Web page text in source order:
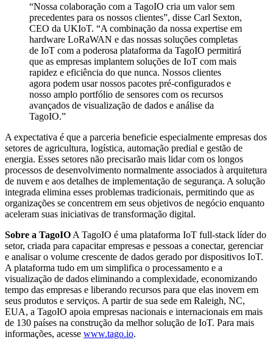
“Nossa colaboração com a TagoIO cria um valor sem
precedentes para os nossos clientes”, disse Carl Sexton,
CEO da UKIoT. “A combinação da nossa expertise em
hardware LoRaWAN e das nossas soluções completas
de IoT com a poderosa plataforma da TagoIO permitirá
que as empresas implantem soluções de IoT com mais
rapidez e eficiência do que nunca. Nossos clientes
agora podem usar nossos pacotes pré-configurados e
nosso amplo portfólio de sensores com os recursos
avançados de visualização de dados e análise da
TagoIO.”
A expectativa é que a parceria beneficie especialmente empresas dos
setores de agricultura, logística, automação predial e gestão de
energia. Esses setores não precisarão mais lidar com os longos
processos de desenvolvimento normalmente associados à arquitetura
de nuvem e aos detalhes de implementação de segurança. A solução
integrada elimina esses problemas tradicionais, permitindo que as
organizações se concentrem em seus objetivos de negócio enquanto
aceleram suas iniciativas de transformação digital.
Sobre a TagoIO A TagoIO é uma plataforma IoT full-stack líder do
setor, criada para capacitar empresas e pessoas a conectar, gerenciar
e analisar o volume crescente de dados gerado por dispositivos IoT.
A plataforma tudo em um simplifica o processamento e a
visualização de dados eliminando a complexidade, economizando
tempo das empresas e liberando recursos para que elas inovem em
seus produtos e serviços. A partir de sua sede em Raleigh, NC,
EUA, a TagoIO apoia empresas nacionais e internacionais em mais
de 130 países na construção da melhor solução de IoT. Para mais
informações, acesse www.tago.io.